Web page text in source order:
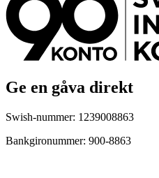
Ge en gåva direkt
Swish-nummer: 1239008863
Bankgironummer: 900-8863